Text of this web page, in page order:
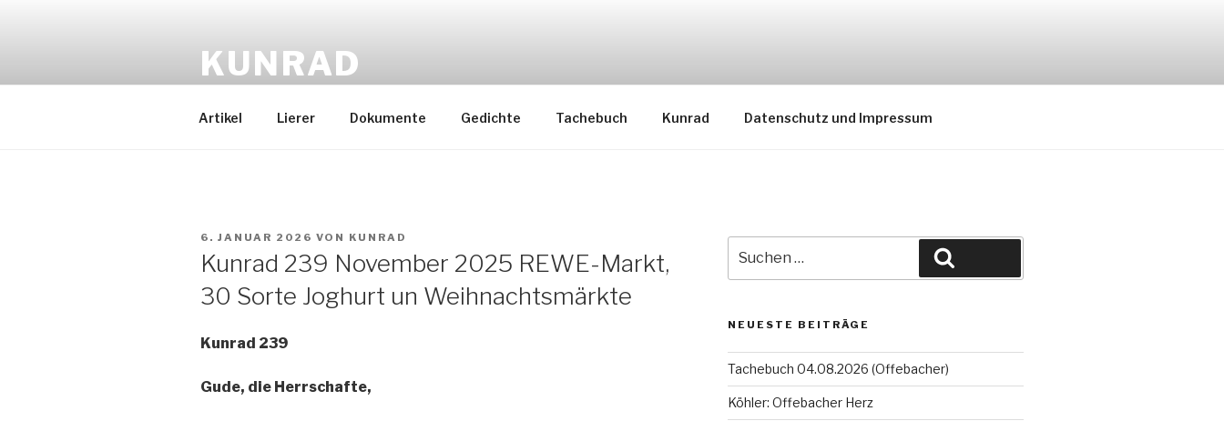
KUNRAD
Artikel Lierer Dokumente Gedichte Tachebuch Kunrad Datenschutz und Impressum
VERÖFFENTLICHT
6. JANUAR 2026 VON KUNRAD
Kunrad 239 November 2025 REWE-Markt,
30 Sorte Joghurt un Weihnachtsmärkte
Kunrad 239
Gude, die Herrschafte,
nach:
NEUESTE BEITRÄGE
Tachebuch 04.08.2026 (Offebacher)
Köhler: Offebacher Herz